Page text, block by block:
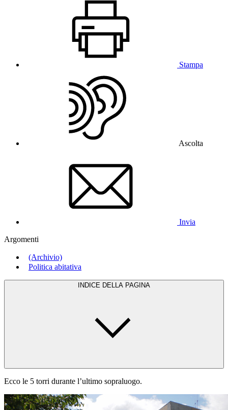
Stampa
Ascolta
Invia
Argomenti
(Archivio)
Politica abitativa
INDICE DELLA PAGINA
Ecco le 5 torri durante l’ultimo sopraluogo.